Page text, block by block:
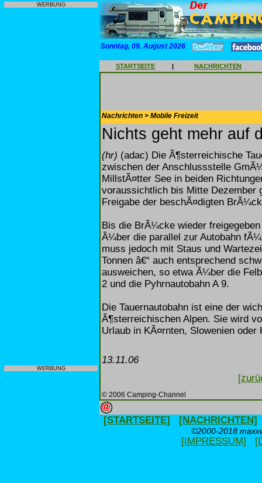
WERBUNG
WERBUNG
Sonntag, 09. August 2026
STARTSEITE | NACHRICHTEN
Nachrichten > Mobile Freizeit
Nichts geht mehr auf
(hr) (adac) Die Ã¶sterreichische
zwischen der Anschlussstelle
MillstÃ¤tter See in beiden
voraussichtlich bis Mitte Dezember
Freigabe der beschÃ¤digten
Bis die BrÃ¼cke wieder
Ã¼ber die parallel zur Autobahn
muss jedoch mit Staus und
Tonnen â€“ auch entsprechend
ausweichen, so etwa Ã¼ber die
2 und die Pyhrnautobahn A 9.
Die Tauernautobahn ist eine der
Ã¶sterreichischen Alpen. Sie wird
Urlaub in KÃ¤rnten, Slowenien oder
13.11.06
© 2006 Camping-Channel
[STARTSEITE] [NACHRICHTEN]
©2000-2018
[IMPRESSUM]